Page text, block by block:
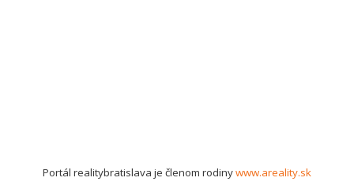
Portál realitybratislava je členom rodinywww.areality.sk